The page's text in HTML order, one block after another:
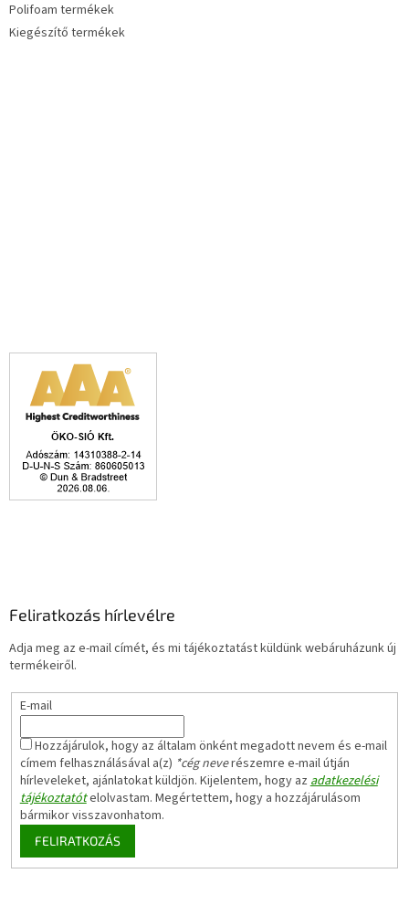
Polifoam termékek
Kiegészítő termékek
Feliratkozás hírlevélre
Adja meg az e-mail címét, és mi tájékoztatást küldünk webáruházunk új
termékeiről.
E-mail
Hozzájárulok, hogy az általam önként megadott nevem és e-mail
címem felhasználásával a(z) *cég neverészemre e-mail útján
hírleveleket, ajánlatokat küldjön. Kijelentem, hogy azadatkezelési
tájékoztatótelolvastam. Megértettem, hogy a hozzájárulásom
bármikor visszavonhatom.
FELIRATKOZÁS